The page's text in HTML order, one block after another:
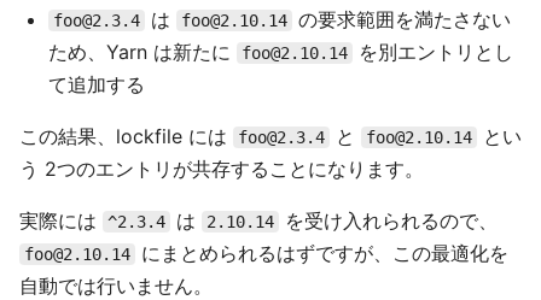
foo@2.3.4 は foo@2.10.14 の要求範囲を満たさない
ため、Yarn は新たに
foo@2.10.14
を別エントリとし
て追加する
この結果、lockfile には foo@2.3.4 と foo@2.10.14
とい
う 2つのエントリが共存することになります。
実際には ^2.3.4 は 2.10.14 を受け入れられるので、
foo@2.10.14
にまとめられるはずですが、この最適化を
自動では行いません。